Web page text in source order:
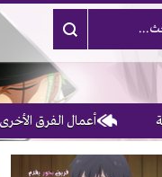
أعمال الفرق الأخرى